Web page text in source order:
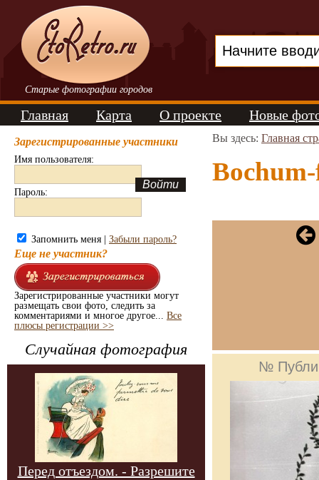
Старые фотографии городов
Главная Карта О проекте Новые
Зарегистрированные участники
Имя пользователя:
Пароль:
Запомнить меня | Забыли пароль?
Еще не участник?
Зарегистрированные участники могут
размещать свои фото, следить за
комментариями и многое другое... Все
плюсы регистрации >>
Случайная фотография
Перед отъездом. - Разрешите
Вы здесь: Главная
№